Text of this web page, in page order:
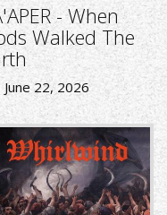
- When
Walked The
June 22, 2026